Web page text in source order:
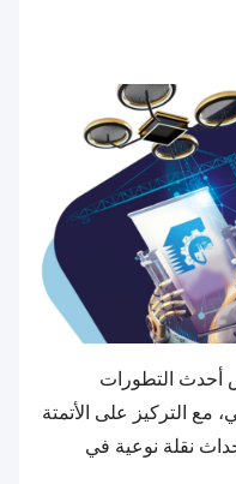
أحدث التطورات
مع التركيز على الأتمتة
نقلة نوعية في